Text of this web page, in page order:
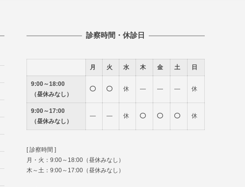
診察時間・休診日
月 火 水 木 金 土 日
9:00～18:00
（昼休みなし）
休 ― ― ― 休
9:00～17:00
（昼休みなし）
― ― 休 休
[ 診察時間 ]
月・火：9:00～18:00（昼休みなし）
木～土：9:00～17:00（昼休みなし）